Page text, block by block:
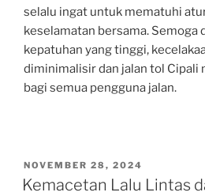
selalu ingat untuk mematuhi
keselamatan bersama. Semoga
kepatuhan yang tinggi,
diminimalisir dan jalan tol Cipali
bagi semua pengguna jalan.
POSTED
ON
NOVEMBER 28, 2024
Kemacetan Lalu Lintas